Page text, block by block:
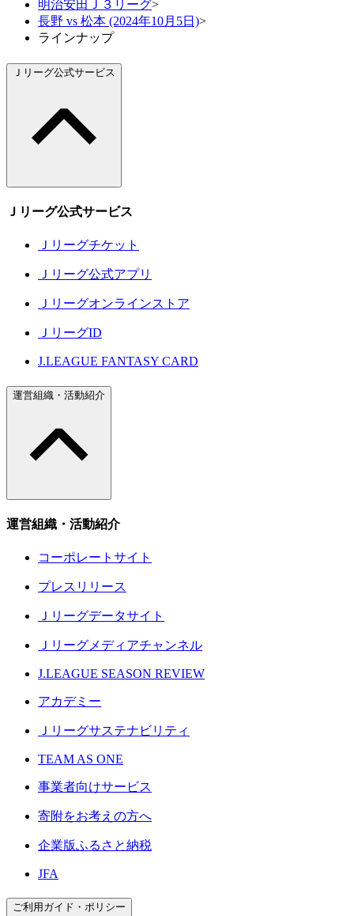
明治安田Ｊ３リーグ>
長野 vs 松本 (2024年10月5日)>
ラインナップ
Ｊリーグ公式サービス
Ｊリーグ公式サービス
Ｊリーグチケット
Ｊリーグ公式アプリ
Ｊリーグオンラインストア
ＪリーグID
J.LEAGUE FANTASY CARD
運営組織・活動紹介
運営組織・活動紹介
コーポレートサイト
プレスリリース
Ｊリーグデータサイト
Ｊリーグメディアチャンネル
J.LEAGUE SEASON REVIEW
アカデミー
Ｊリーグサステナビリティ
TEAM AS ONE
事業者向けサービス
寄附をお考えの方へ
企業版ふるさと納税
JFA
ご利用ガイド・ポリシー